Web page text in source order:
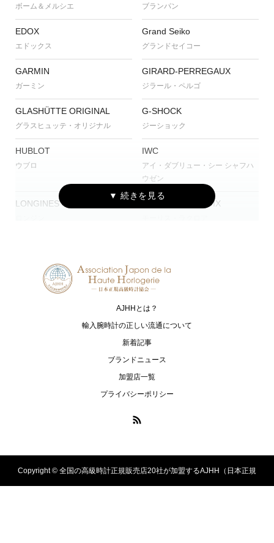
ボーム＆メルシエ ブランパン
EDOX
エドックス
Grand Seiko
グランドセイコー
GARMIN
ガーミン
GIRARD-PERREGAUX
ジラール・ペルゴ
GLASHÜTTE ORIGINAL
グラスヒュッテ・オリジナル
G-SHOCK
ジーショック
HUBLOT
ウブロ
IWC
アイ・ダブリュー・シー シャフハ
ウゼン
LONGINES MAURICE LACROIX
PANERAI ASTRON
PROSPEX
プロスペックス
ZENITH
ゼニス
AJHHとは？
輸入腕時計の正しい流通について
新着記事
ブランドニュース
加盟店一覧
プライバシーポリシー
Copyright © 全国の高級時計正規販売店20社が加盟するAJHH（日本正規